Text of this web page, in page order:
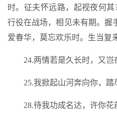
时。征夫怀远路，起视夜何其
行役在战场，相见未有期。握
爱春华，莫忘欢乐时。生当复
24.两情若是久长时，又岂
25.我掀起山河奔向你，踏
28.待我功成名达，许你花